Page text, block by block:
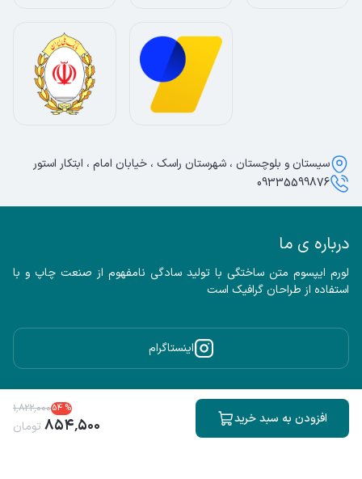
افزودن به سبد خرید
۱٬۸۲۲٬۰۰۰54 %
۸۵۴٬۵۰۰ تومان
درباره ی ما
استفاده از طراحان گرافیک است
اینستاگرام
سیستان و بلوچستان ، شهرستان راسک ، خیابان امام ، ابتکار استور
09335599876
کلیه حقوق مادی و معنوی این سایت محفوظ و متعلق به این فروشگاه می باشد.
ساخته شده توسط